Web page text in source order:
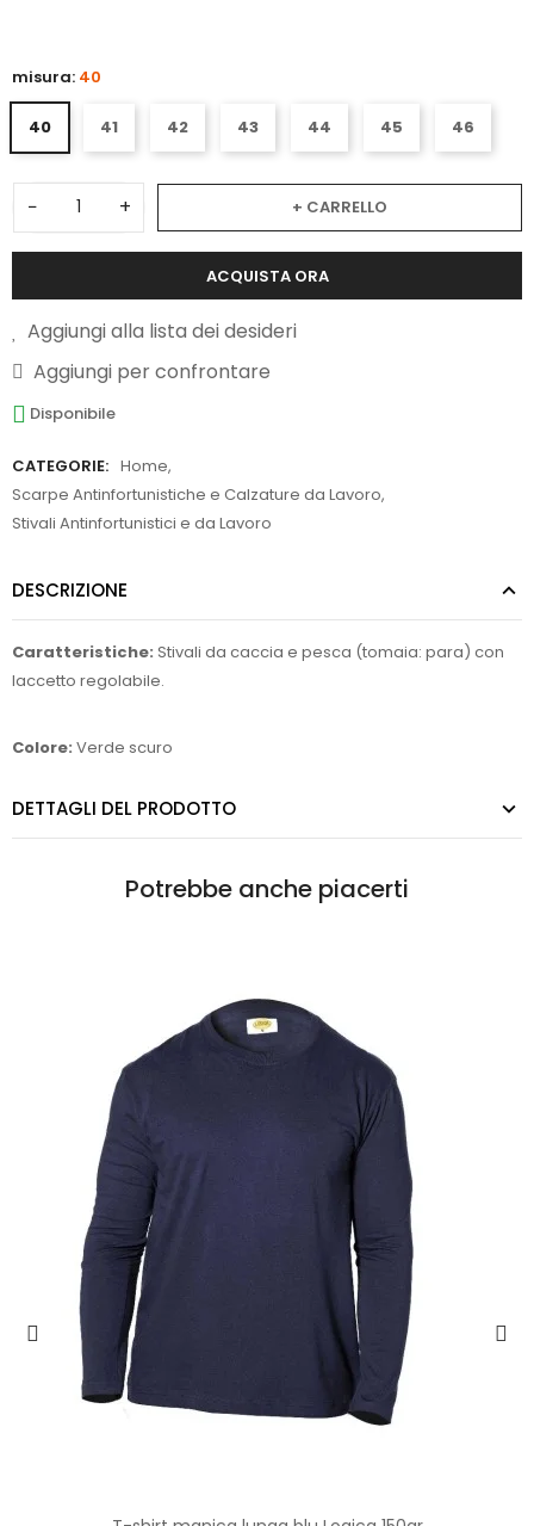
misura: 40
40 41 42 43 44 45 46
− + + CARRELLO
ACQUISTA ORA
Aggiungi alla lista dei desideri
Aggiungi per confrontare
Disponibile
CATEGORIE: Home,
Scarpe Antinfortunistiche e Calzature da Lavoro,
Stivali Antinfortunistici e da Lavoro
DESCRIZIONE
Caratteristiche: Stivali da caccia e pesca (tomaia: para) con
laccetto regolabile.
Colore: Verde scuro
DETTAGLI DEL PRODOTTO
Potrebbe anche piacerti